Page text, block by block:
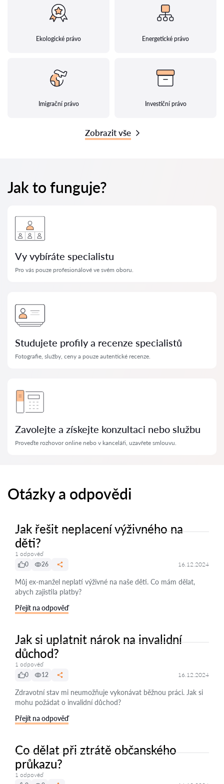
Ekologické právo Energetické právo
Imigrační právo Investiční právo
Zobrazit vše
Jak to funguje?
Vy vybíráte specialistu
Pro vás pouze profesionálové ve svém oboru.
Studujete profily a recenze specialistů
Fotografie, služby, ceny a pouze autentické recenze.
Zavolejte a získejte konzultaci nebo službu
Proveďte rozhovor online nebo v kanceláři, uzavřete smlouvu.
Otázky a odpovědi
Jak řešit neplacení výživného na
děti?
1 odpověď
0
26 16.12.2024
Můj ex-manžel neplatí výživné na naše děti. Co mám dělat,
abych zajistila platby?
Přejít na odpověď
Jak si uplatnit nárok na invalidní
důchod?
1 odpověď
0
12 16.12.2024
Zdravotní stav mi neumožňuje vykonávat běžnou práci. Jak si
mohu požádat o invalidní důchod?
Přejít na odpověď
Co dělat při ztrátě občanského
průkazu?
1 odpověď